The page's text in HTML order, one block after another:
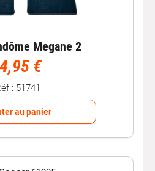
Megane 2
€
: 51741
au panier